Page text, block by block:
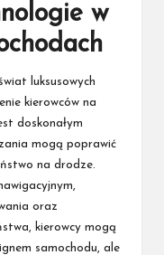
w
luksusowych
kierowców na
doskonałym
mogą poprawić
na drodze.
oraz
kierowcy mogą
samochodu, ale